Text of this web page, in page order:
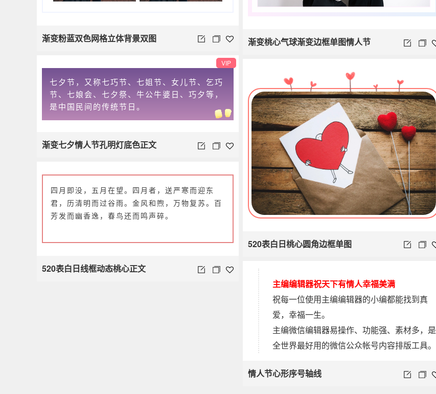
渐变粉蓝双色网格立体背景双图 渐变桃心气球渐变边框单图情人节
七夕节，又称七巧节、七姐节、女儿节、乞巧
节、七娘会、七夕祭、牛公牛婆日、巧夕等，
是中国民间的传统节日。
渐变七夕情人节孔明灯底色正文
VIP
520表白日桃心圆角边框单图
四月即没，五月在望。四月者，送严寒而迎东
君，历清明而过谷雨。金风和煦，万物复苏。百
芳发而幽香逸，春鸟还而鸣声碎。
520表白日线框动态桃心正文
01
主编编辑器祝天下有情人幸福美满
祝每一位使用主编编辑器的小编都能找到真
爱，幸福一生。
主编微信编辑器易操作、功能强、素材多，是
全世界最好用的微信公众帐号内容排版工具。
情人节心形序号轴线